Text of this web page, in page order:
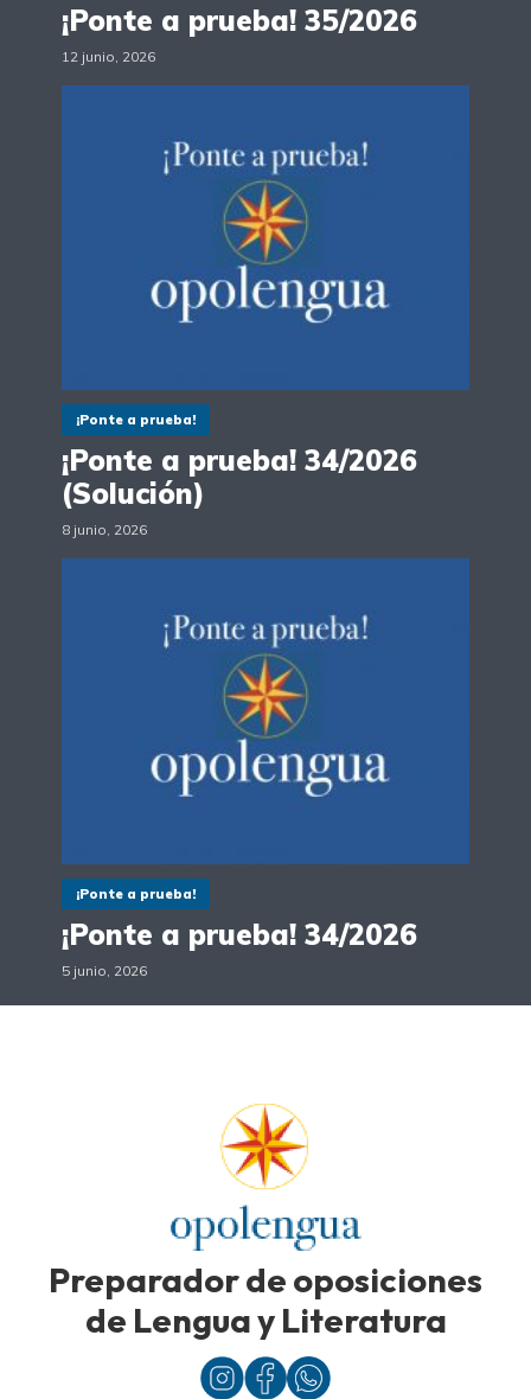
¡Ponte a prueba! 35/2026
12 junio, 2026
¡Ponte a prueba!
¡Ponte a prueba! 34/2026
(Solución)
8 junio, 2026
¡Ponte a prueba!
¡Ponte a prueba! 34/2026
5 junio, 2026
Preparador de oposiciones
de Lengua y Literatura